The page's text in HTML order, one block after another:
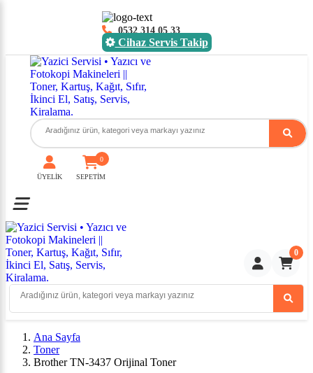
0532 314 05 33
Cihaz Servis Takip
ÜYELİK SEPETİM
0
Toggle mobile menu
0
Ana Sayfa
Toner
Brother TN-3437 Orijinal Toner